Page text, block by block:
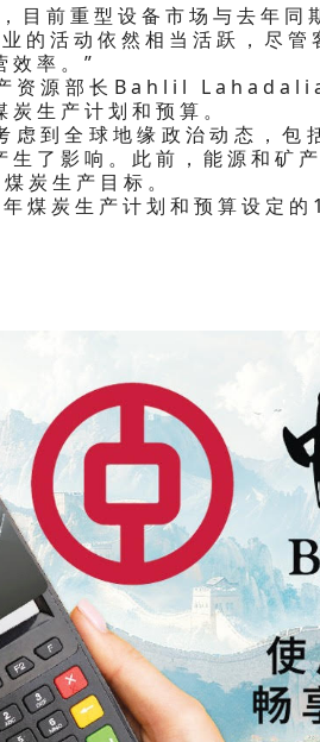
前重型设备市场与去年同
的活动依然相当活跃，尽
效率。”
资源部长Bahlil
生产计划和预算。
虑到全球地缘政治动态，
生了影响。此前，能源和矿
炭生产目标。
煤炭生产计划和预算设定